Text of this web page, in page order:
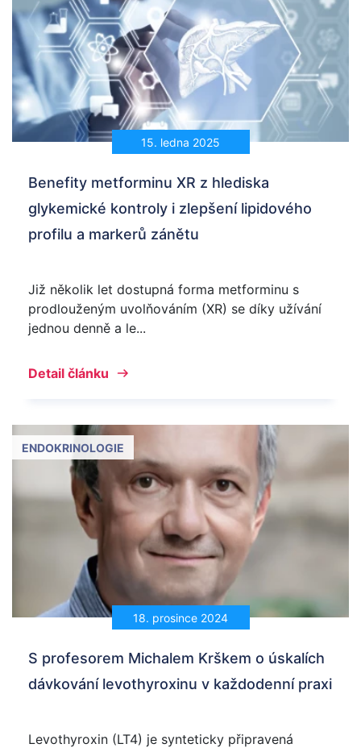
15. ledna 2025
Benefity metforminu XR z hlediska
glykemické kontroly i zlepšení lipidového
profilu a markerů zánětu
Již několik let dostupná forma metforminu s
prodlouženým uvolňováním (XR) se díky užívání
jednou denně a le...
Detail článku
18. prosince 2024
ENDOKRINOLOGIE
S profesorem Michalem Krškem o úskalích
dávkování levothyroxinu v každodenní praxi
Levothyroxin (LT4) je synteticky připravená